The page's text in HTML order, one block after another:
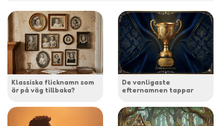
Klassiska flicknamn som
är på väg tillbaka?
De vanligaste
efternamnen tappar